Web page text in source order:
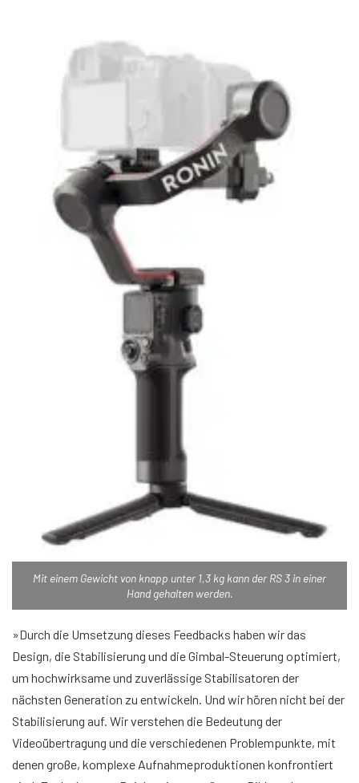
Mit einem Gewicht von knapp unter 1,3 kg kann der RS ​​3 in einer
Hand gehalten werden.
»Durch die Umsetzung dieses Feedbacks haben wir das
Design, die Stabilisierung und die Gimbal-Steuerung optimiert,
um hochwirksame und zuverlässige Stabilisatoren der
nächsten Generation zu entwickeln. Und wir hören nicht bei der
Stabilisierung auf. Wir verstehen die Bedeutung der
Videoübertragung und die verschiedenen Problempunkte, mit
denen große, komplexe Aufnahmeproduktionen konfrontiert